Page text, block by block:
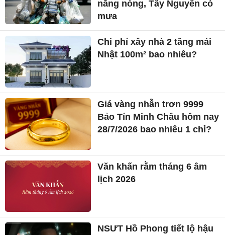
nắng nóng, Tây Nguyên có
mưa
Chi phí xây nhà 2 tầng mái
Nhật 100m² bao nhiêu?
Giá vàng nhẫn trơn 9999
Bảo Tín Minh Châu hôm nay
28/7/2026 bao nhiêu 1 chỉ?
Văn khấn rằm tháng 6 âm
lịch 2026
NSƯT Hồ Phong tiết lộ hậu